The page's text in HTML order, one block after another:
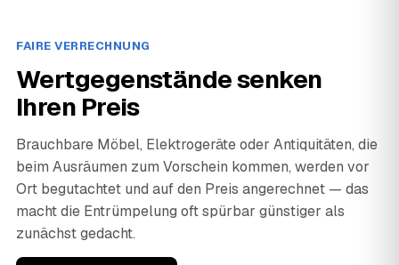
FAIRE VERRECHNUNG
Wertgegenstände senken
Ihren Preis
Brauchbare Möbel, Elektrogeräte oder Antiquitäten, die
beim Ausräumen zum Vorschein kommen, werden vor
Ort begutachtet und auf den Preis angerechnet — das
macht die Entrümpelung oft spürbar günstiger als
zunächst gedacht.